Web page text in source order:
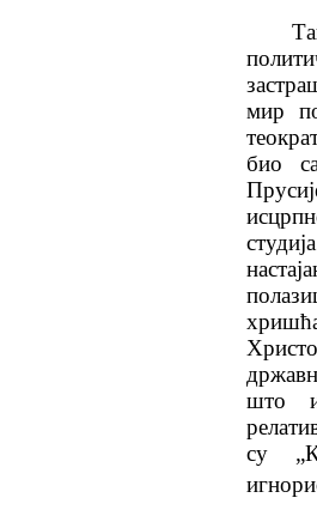
мир
био
што и
су